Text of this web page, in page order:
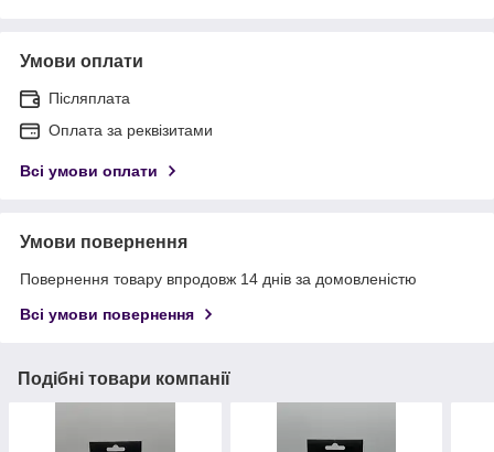
Умови оплати
Післяплата
Оплата за реквізитами
Всі умови оплати
Умови повернення
Повернення товару впродовж 14 днів за домовленістю
Всі умови повернення
Подібні товари компанії